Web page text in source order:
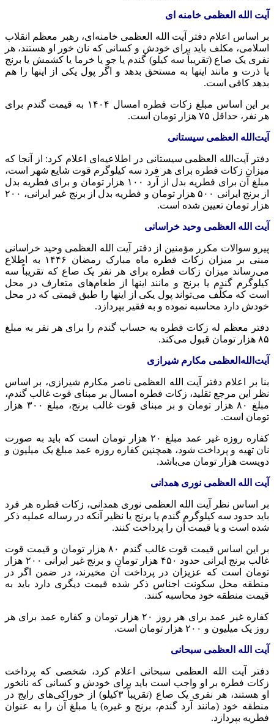
آیت الله العظمی خامنه ای
بر اساس اعلام دفتر آیت الله العظمی خامنه‌ای، رهبر معظم انقلاب
اسلامی، مکلف باید برای خودش و کسانی که نان خور
او هستند، هر
نفری یک صاع (تقریباً سه کیلو) گندم یا جو یا خرما یا کشمش یا برنج
یا ذرت و مانند اینها به مستحق بدهد و اگر پول یکی از اینها را هم
بدهد کافی است.
بر این اساس مبلغ زکات فطره امسال ۱۴۰۴ به قیمت گندم برای
هر نفر، حداقل ۷۵ هزار تومان است.
آیت‌الله العظمی سیستانی
دفتر آیت‌الله العظمی سیستانی در اطلاعیه‌ای اعلام کرد: از آنجا که
میزان زکات فطره برای هر فرد سه کیلوگرم قوت شایع شهر است،
مبلغ آن برای فطریه بدل از آرد ۱۰۰ هزار تومان و برای فطریه بدل
از برنج ایرانی ۵۰۰ هزار تومان و فطریه بدل از برنج غیر ایرانی، ۲۰۰
هزار تومان تعیین شده است.
آیت الله العظمی وحید خراسانی
پیرو سوالات مکرر مؤمنین از دفتر آیت الله العظمی وحید خراسانی
مبنی بر میزان زکات فطره ماه مبارک رمضان ۱۴۴۶ به اطلاع
می‌رساند میزان زکات فطره برای هر نفر یک صاع که تقریباً سه
کیلوگرم گندم یا برنج و مانند اینها از طعام‌های متعارف در محل
است که مکلّف می‌تواند پول یکی از اینها را طبق قیمتی که در محل
خودش دارد محاسبه نموده و به فقیر بپردازد.
دفتر معظم له زکات فطره به حساب گندم را برای هر نفر به مبلغ
۸۵ هزار تومان قبول می‌کند.
آیت‌الله‌العظمی مکارم شیرازی
بنا بر اعلام دفتر آیت الله العظمی ناصر مکارم شیرازی، بر اساس
نظر این مرجع تقلید، زکات فطره امسال بر مبنای قوت غالب گندم،
مبلغ ۸۰ هزار تومان و بر مبنای قوت غالب برنج، مبلغ ۳۰۰ هزار
تومان است.
کفاره روزه غیر عمد مبلغ ۲۰ هزار تومان است که باید به صورت
نان تهیه و پرداخت شود، همچنین کفاره روزه عمد مبلغ یک میلیون و
دویست هزار تومان می‌باشد.
آیت الله العظمی نوری همدانی
بر اساس نظر آیت الله العظمی نوری همدانی، زکات فطره هر فرد
باید حدود سه کیلوگرم گندم یا برنج یا نظیر آنکه در رساله عملیه ذکر
شده است و یا قیمت آن را پرداخت کنند.
بر این اساس قیمت قوت غالب گندم ۸۰ هزار تومان و قیمت قوت
غالب برنج ایرانی حدود ۴۵۰ هزار تومان و برنج غیر ایرانی ۲۰۰ هزار
تومان است که عزیزان در پرداخت آن مخیرند، در ضمن اگر در
منطقه محل سکونت اجناس ذکر شده قیمت دیگری دارد باید به
قیمت منطقه خود محاسبه کنند.
کفاره غیر عمد برای هر روز ۲۰ هزار تومان و کفاره عمد برای هر
روز یک میلیون و ۲۰۰ هزار تومان است.
آیت الله العظمی سبحانی
دفتر آیت الله العظمی سبحانی اعلام کرد، شخصی که پرداخت
زکات فطره بر او واجب است باید برای خودش و کسانی که نانخور
او هستند، هر نفری یک صاع (تقریباً ۳کیلو
) از خوراکی‌های رایج در
منطقه خود (مانند آرد گندم، برنج و غیره) یا مبلغ آن را به عنوان
فطریه بپردازد.